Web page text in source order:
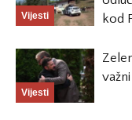
Vijesti
kod
Vijesti